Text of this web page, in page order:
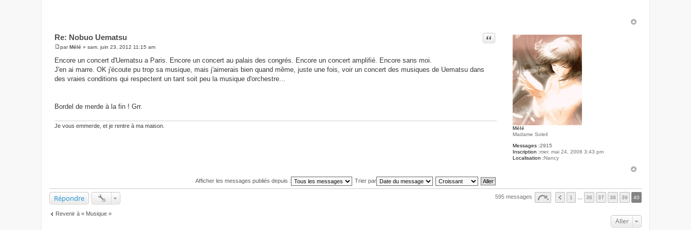
Mélé
Madame Soleil
Messages :2915
Inscription :mer. mai 24, 2006 3:43 pm
Localisation :Nancy
Re: Nobuo Uematsu Citer
M
e
s
s
a
g
parMélé » sam. juin 23, 2012 11:15 am
Encore un concert d'Uematsu a Paris. Encore un concert au palais des congrés. Encore un concert amplifié. Encore sans moi.
J'en ai marre. OK j'écoute pu trop sa musique, mais j'aimerais bien quand même, juste une fois, voir un concert des musiques de Uematsu dans
des vraies conditions qui respectent un tant soit peu la musique d'orchestre...
Bordel de merde à la fin ! Grr.
Je vous emmerde, et je rentre à ma maison.
Afficher les messages publiés depuis : Trier par
Répondre 595 messages 1 36 37 38 39 40
Revenir à « Musique »
Aller